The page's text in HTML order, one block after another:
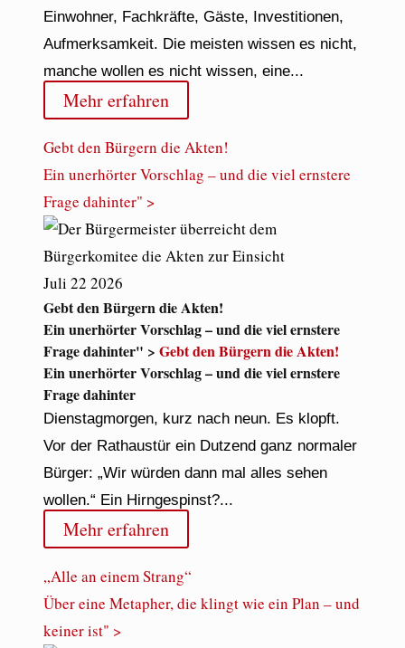
Einwohner, Fachkräfte, Gäste, Investitionen,
Aufmerksamkeit. Die meisten wissen es nicht,
manche wollen es nicht wissen, eine...
Mehr erfahren
Gebt den Bürgern die Akten!
Ein unerhörter Vorschlag – und die viel ernstere
Frage dahinter" >
Juli 22 2026
Gebt den Bürgern die Akten!
Ein unerhörter Vorschlag – und die viel ernstere
Frage dahinter" > Gebt den Bürgern die Akten!
Ein unerhörter Vorschlag – und die viel ernstere
Frage dahinter
Dienstagmorgen, kurz nach neun. Es klopft.
Vor der Rathaustür ein Dutzend ganz normaler
Bürger: „Wir würden dann mal alles sehen
wollen.“ Ein Hirngespinst?...
Mehr erfahren
„Alle an einem Strang“
Über eine Metapher, die klingt wie ein Plan – und
keiner ist" >